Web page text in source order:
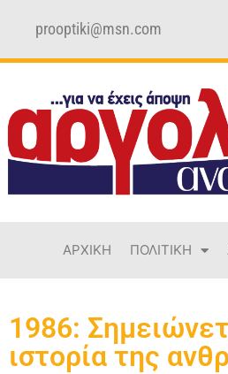
prooptiki@msn.com
ΑΡΧΙΚΗ ΠΟΛΙΤΙΚΗ
1986:
ιστορία της